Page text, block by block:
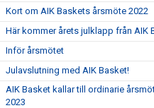
Kort om AIK Baskets årsmöte 2022
Här kommer årets julklapp från AIK
Inför årsmötet
Julavslutning med AIK Basket!
AIK Basket kallar till ordinarie
2023